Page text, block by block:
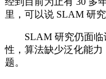
里，可以说 SLAM 研
SLAM 研究仍面临
性，算法缺少泛化能
题。